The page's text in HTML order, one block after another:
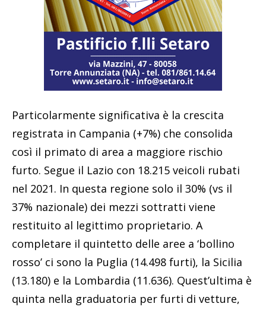
Particolarmente significativa è la crescita
registrata in Campania (+7%) che consolida
così il primato di area a maggiore rischio
furto. Segue il Lazio con 18.215 veicoli rubati
nel 2021. In questa regione solo il 30% (vs il
37% nazionale) dei mezzi sottratti viene
restituito al legittimo proprietario. A
completare il quintetto delle aree a ‘bollino
rosso’ ci sono la Puglia (14.498 furti), la Sicilia
(13.180) e la Lombardia (11.636). Quest’ultima è
quinta nella graduatoria per furti di vetture,